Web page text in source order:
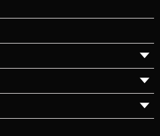
▼
▼
▼